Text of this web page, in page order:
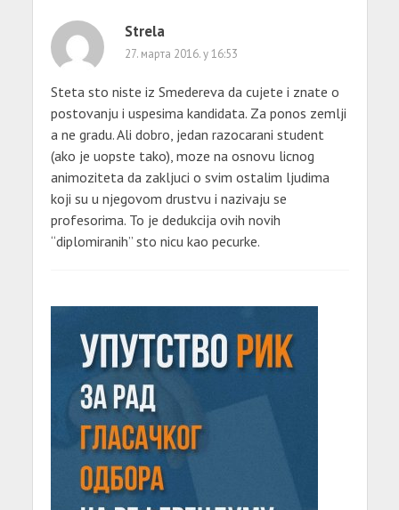
Strela
27. марта 2016. у 16:53
Steta sto niste iz Smedereva da cujete i znate o
postovanju i uspesima kandidata. Za ponos zemlji
a ne gradu. Ali dobro, jedan razocarani student
(ako je uopste tako), moze na osnovu licnog
animoziteta da zakljuci o svim ostalim ljudima
koji su u njegovom drustvu i nazivaju se
profesorima. To je dedukcija ovih novih
“diplomiranih” sto nicu kao pecurke.